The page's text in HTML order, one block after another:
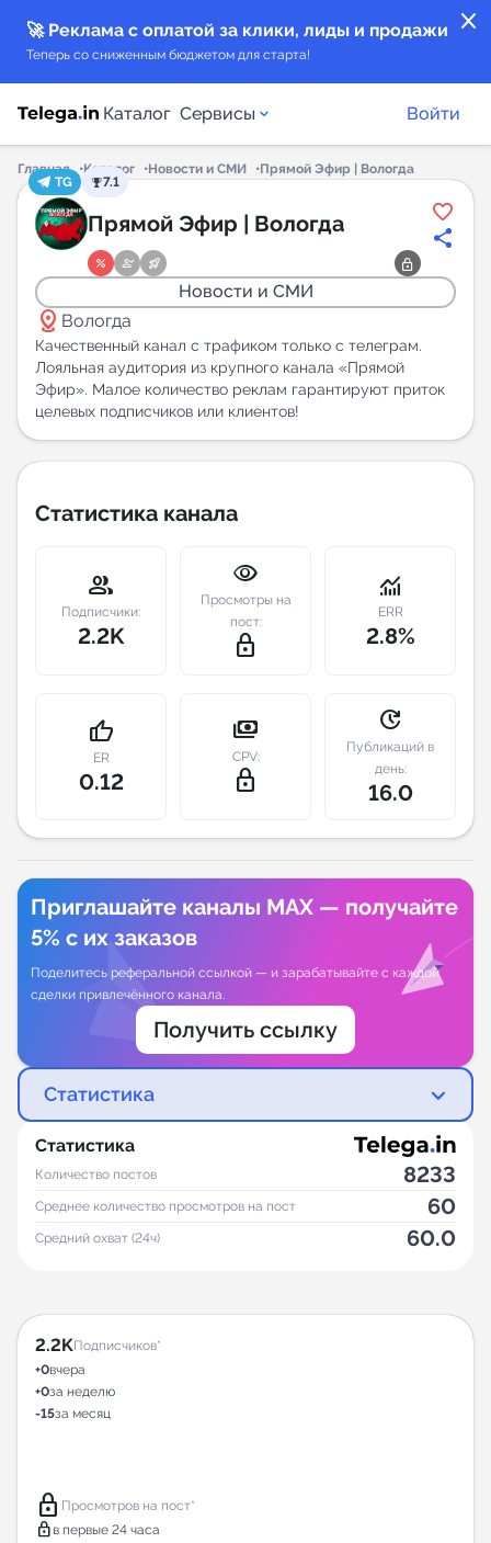
close
🚀 Реклама с оплатой за клики, лиды и продажи
Теперь со сниженным бюджетом для старта!
Каталог Сервисы
Каталог каналов
Каталог ботов
Горящие предложения
Индекс читаемости каналов в Telegram
Аналитика Telegram
Войти
Главная Каталог Новости и СМИ
Прямой Эфир | Вологда
TG
7.1
Прямой Эфир | Вологда
Новости и СМИ
distance Вологда
Качественный канал с трафиком только с телеграм.
Лояльная аудитория из крупного канала «Прямой
Эфир». Малое количество реклам гарантируют приток
целевых подписчиков или клиентов!
Статистика канала
group
Подписчики:
2.2K
visibility
Просмотры на
пост:
lock_outline
monitoring
ERR
2.8%
thumb_up
ER
0.12
payments
CPV:
lock_outline
update
Публикаций в
день:
16.0
Приглашайте каналы MAX — получайте
5% с их заказов
Поделитесь реферальной ссылкой — и зарабатывайте с каждой
сделки привлечённого канала.
Получить ссылку
Статистика
Статистика
Количество постов 8233
Среднее количество просмотров на пост 60
Средний охват (24ч) 60.0
2.2KПодписчиков*
+0вчера
+0за неделю
-15за месяц
lock Просмотров на пост*
lock в первые 24 часа